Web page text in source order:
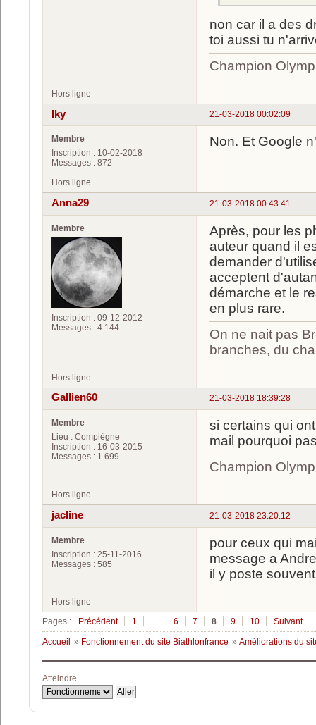
non car il a des
toi aussi tu
Champion
Hors ligne
21-03-2018 00:02:09
Iky
Membre
Inscription : 10-02-2018
Messages : 872
Non. Et Google
Hors ligne
21-03-2018 00:43:41
Anna29
Membre
Inscription : 09-12-2012
Messages : 4 144
Après, pour les
auteur quand il
demander
acceptent
démarche et le
en plus rare.
On ne nait pas
branches, du
Hors ligne
21-03-2018 18:39:28
Gallien60
Membre
Lieu : Compiègne
Inscription : 16-03-2015
Messages : 1 699
si certains qui
mail pourquoi
Champion
Hors ligne
21-03-2018 23:20:12
jacline
Membre
Inscription : 25-11-2016
Messages : 585
pour ceux qui
message a
il y poste
Hors ligne
Pages :
Précédent 1 6 7 8 9 10 Suivant
Accueil » Fonctionnement du site Biathlonfrance » Améliorations du
Atteindre